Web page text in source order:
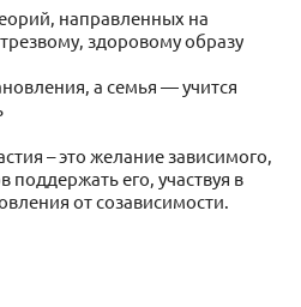
направленных на
здоровому образу
а семья — учится
– это желание зависимого,
поддержать его, участвуя в
от созависимости.